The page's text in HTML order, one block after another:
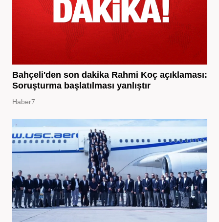
Bahçeli'den son dakika Rahmi Koç açıklaması:
Soruşturma başlatılması yanlıştır
Haber7